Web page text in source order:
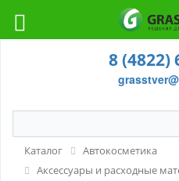
8 (4822)
Каталог
Автокосметика
Аксессуары и расходные